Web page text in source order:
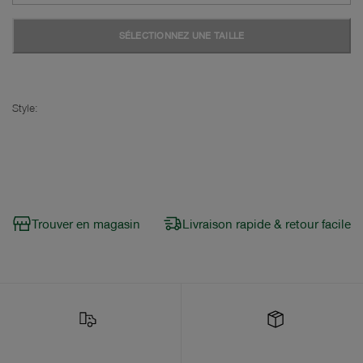
SÉLECTIONNEZ UNE TAILLE
Style:
Trouver en magasin Livraison rapide & retour facile